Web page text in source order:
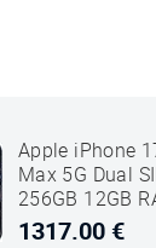
Apple iPhone
Max 5G Dual
256GB 12GB
Deep Blu
1317.00 €